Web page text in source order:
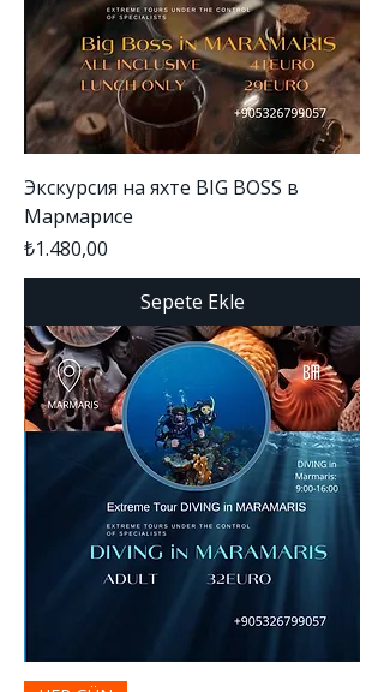
Экскурсия на яхте BIG BOSS в
Мармарисе
Fiyat
₺1.480,00
Sepete Ekle